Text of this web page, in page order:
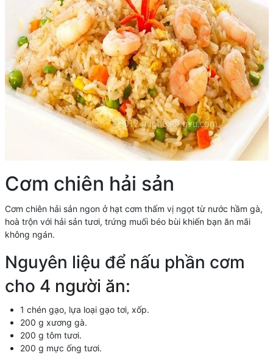
Cơm chiên hải sản
Cơm chiên hải sản ngon ở hạt cơm thấm vị ngọt từ nước hầm gà,
hoà trộn với hải sản tươi, trứng muối béo bùi khiến bạn ăn mãi
không ngán.
Nguyên liệu để nấu phần cơm
cho 4 người ăn:
1 chén gạo, lựa loại gạo tơi, xốp.
200 g xương gà.
200 g tôm tươi.
200 g mực ống tươi.